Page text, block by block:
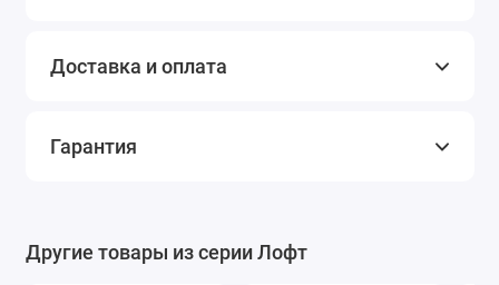
Доставка и оплата
Гарантия
Другие товары из серии Лофт